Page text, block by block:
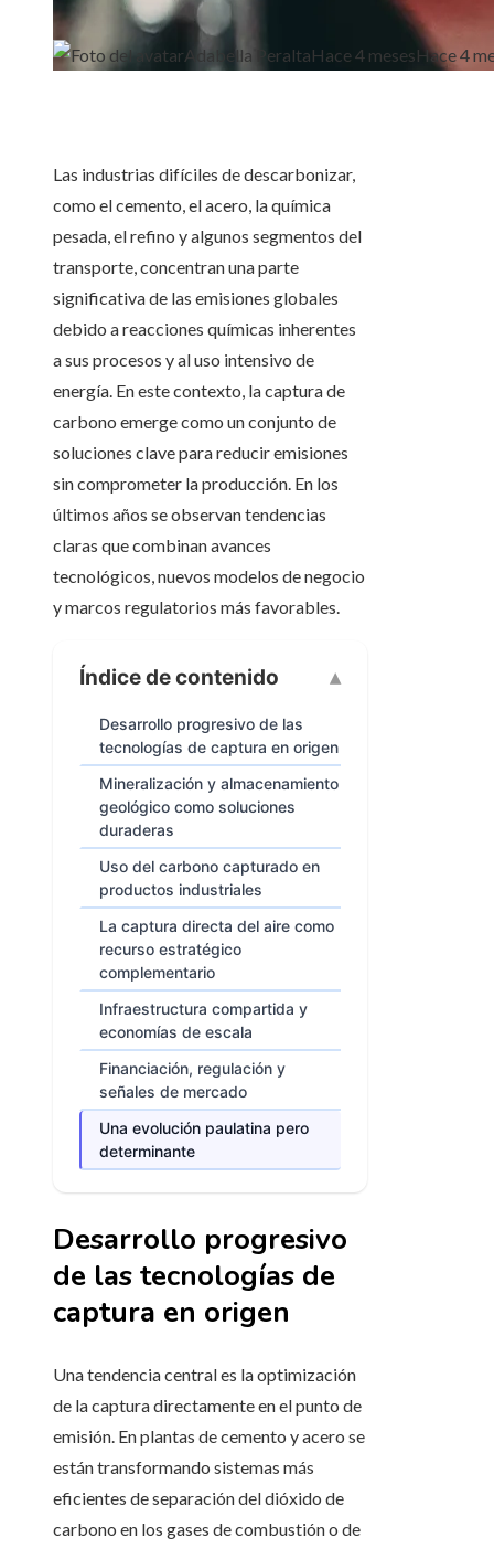
Adabella PeraltaHace 4 mesesHace 4
Las industrias difíciles de descarbonizar,
como el cemento, el acero, la química
pesada, el refino y algunos segmentos del
transporte, concentran una parte
significativa de las emisiones globales
debido a reacciones químicas inherentes
a sus procesos y al uso intensivo de
energía. En este contexto, la captura de
carbono emerge como un conjunto de
soluciones clave para reducir emisiones
sin comprometer la producción. En los
últimos años se observan tendencias
claras que combinan avances
tecnológicos, nuevos modelos de negocio
y marcos regulatorios más favorables.
Índice de contenido
Desarrollo progresivo de las
tecnologías de captura en origen
Mineralización y almacenamiento
geológico como soluciones
duraderas
Uso del carbono capturado en
productos industriales
La captura directa del aire como
recurso estratégico
complementario
Infraestructura compartida y
economías de escala
Financiación, regulación y
señales de mercado
Una evolución paulatina pero
determinante
Desarrollo progresivo
de las tecnologías de
captura en origen
Una tendencia central es la optimización
de la captura directamente en el punto de
emisión. En plantas de cemento y acero se
están transformando sistemas más
eficientes de separación del dióxido de
carbono en los gases de combustión o de